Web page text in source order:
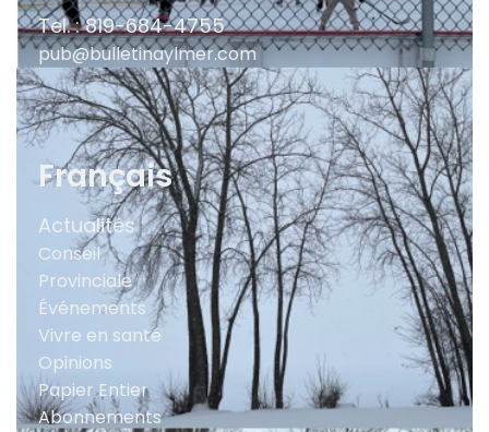
Tel. : 819-684-4755
pub@bulletinaylmer.com
Français
Actualités
Conseil
Provinciale
Événements
Vivre en santé
Opinions
Papier Entier
Abonnements